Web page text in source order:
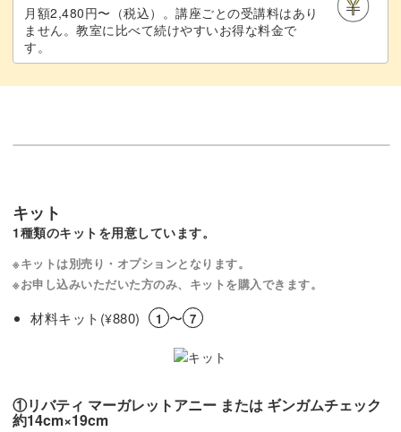
月額2,480円〜（税込）。講座ごとの受講料はあり
ません。教室に比べて続けやすいお得な料金で
す。
キット
1種類のキットを用意しています。
※キットは別売り・オプションとなります。
※お申し込みいただいた方のみ、キットを購入できます。
材料キット(¥880) 1 〜 7
①リバティ マーガレットアニー または ギンガムチェック
約14cm×19cm